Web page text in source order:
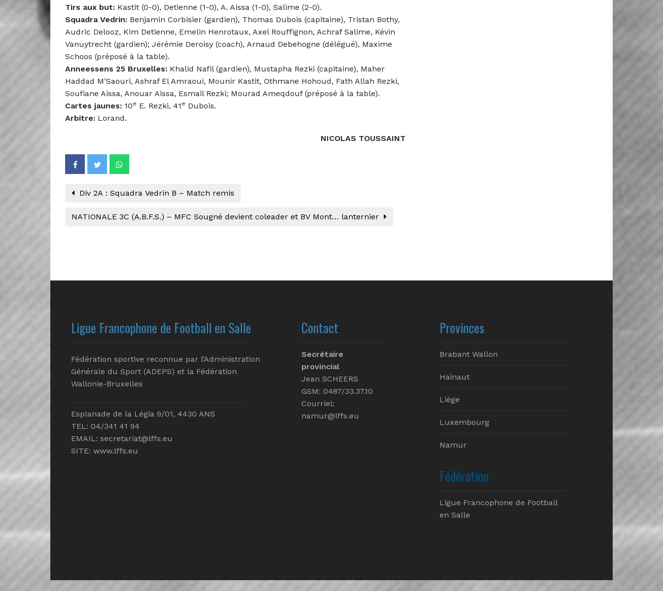
Tirs aux but: Kastit (0-0), Detienne (1-0), A. Aissa (1-0), Salime (2-0).
Squadra Vedrin: Benjamin Corbisier (gardien), Thomas Dubois (capitaine), Tristan Bothy,
Audric Delooz, Kim Detienne, Emelin Henrotaux, Axel Rouffignon, Achraf Salime, Kévin
Vanuytrecht (gardien); Jérémie Deroisy (coach), Arnaud Debehogne (délégué), Maxime
Schoos (préposé à la table).
Anneessens 25 Bruxelles: Khalid Nafil (gardien), Mustapha Rezki (capitaine), Maher
Haddad M’Saouri, Ashraf El Amraoui, Mounir Kastit, Othmane Hohoud, Fath Allah Rezki,
Soufiane Aissa, Anouar Aissa, Esmail Rezki; Mourad Ameqdouf (préposé à la table).
Cartes jaunes: 10e E. Rezki, 41 e Dubois.
Arbitre: Lorand.
NICOLAS TOUSSAINT
Div 2A : Squadra Vedrin B – Match remis
NATIONALE 3C (A.B.F.S.) – MFC Sougné devient coleader et BV Mont… lanternier
Ligue Francophone de Football en Salle
Fédération sportive reconnue par l’Administration
Générale du Sport (ADEPS) et la Fédération
Wallonie-Bruxelles
Esplanade de la Légia 9/01, 4430 ANS
TEL: 04/341 41 94
EMAIL: secretariat@lffs.eu
SITE: www.lffs.eu
Contact
Secrétaire
provincial
Jean SCHEERS
GSM: 0487/33.37.10
Courriel:
namur@lffs.eu
Provinces
Brabant Wallon
Hainaut
Liège
Luxembourg
Namur
Fédération
Ligue Francophone de Football
en Salle